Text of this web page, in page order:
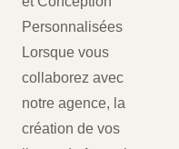
Personnalisées
Lorsque vous
collaborez avec
notre agence, la
création de vos